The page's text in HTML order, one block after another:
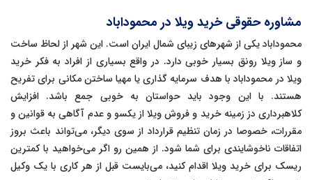
مشاوره حقوقی خرید ویلا در محموداباد
محموداباد یکی از شهرهای زیبای شمال ایران است. این شهر از لحاظ ساخت
و ساز ویلا رونق بسیار خوبی دارد. در واقع بسیاری از افراد به فکر خرید
ویلا در محموداباد با هدف سرمایه گذاری یا مهیا ساختن مکانی برای تفریح
هستند. با این وجود باید حواستان به خوبی جمع باشد. افزایش
کلاهبرداری دز زمینه خرید و فروش ویلا از یکسو و عدم آگاهی به قوانین و
مقررات، خصوصا در زمان تنظیم قرارداد از سوی دیگر، می‌تواند باعث بروز
اتفاقات ناخوشایندی برای شما شود. از همین رو اگر می‌خواهید با کمترین
ریسک برای خرید ویلا اقدام کنید، می‌بایست قبل از هر کاری با یک وکیل